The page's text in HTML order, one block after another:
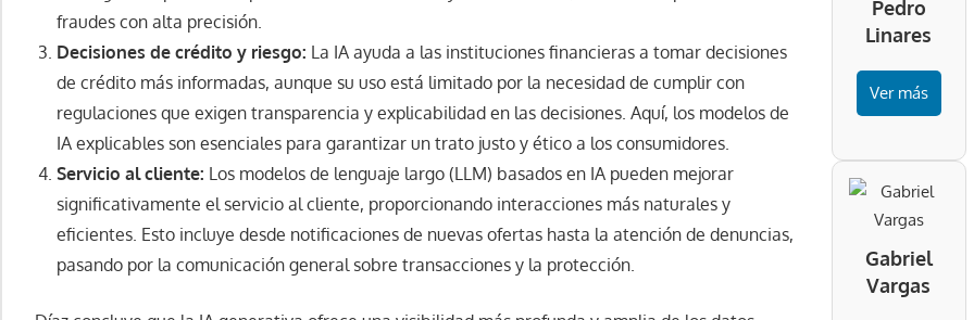
fraudes con alta precisión.
Decisiones de crédito y riesgo: La IA ayuda a las instituciones financieras a tomar decisiones
de crédito más informadas, aunque su uso está limitado por la necesidad de cumplir con
regulaciones que exigen transparencia y explicabilidad en las decisiones. Aquí, los modelos de
IA explicables son esenciales para garantizar un trato justo y ético a los consumidores.
Servicio al cliente: Los modelos de lenguaje largo (LLM) basados en IA pueden mejorar
significativamente el servicio al cliente, proporcionando interacciones más naturales y
eficientes. Esto incluye desde notificaciones de nuevas ofertas hasta la atención de denuncias,
pasando por la comunicación general sobre transacciones y la protección.
Pedro
Linares
Ver más
Gabriel
Vargas